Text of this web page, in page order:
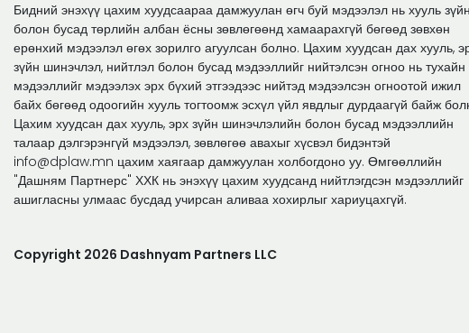
Бидний энэхүү цахим хуудсаараа дамжуулан өгч буй мэдээлэл нь хууль зүйн
болон бусад төрлийн албан ёсны зөвлөгөөнд хамаарахгүй бөгөөд зөвхөн
ерөнхий мэдээлэл өгөх зорилго агуулсан болно. Цахим хуудсан дах хууль,
зүйн шинэчлэл, нийтлэл болон бусад мэдээллийг нийтэлсэн огноо нь тухайн
мэдээллийг мэдээлэх эрх бүхий этгээдээс нийтэд мэдээлсэн огноотой ижил
байх бөгөөд одоогийн хууль тогтоомж эсхүл үйл явдлыг дурдаагүй байж
Цахим хуудсан дах хууль, эрх зүйн шинэчлэлийн болон бусад мэдээллийн
талаар дэлгэрэнгүй мэдээлэл, зөвлөгөө авахыг хүсвэл бидэнтэй
info@dplaw.mn цахим хаягаар дамжуулан холбогдоно уу. Өмгөөллийн
"Дашням Партнерс" ХХК нь энэхүү цахим хуудсанд нийтлэгдсэн мэдээллийг
ашигласны улмаас бусдад учирсан аливаа хохирлыг хариуцахгүй.
Copyright 2026 Dashnyam Partners LLC